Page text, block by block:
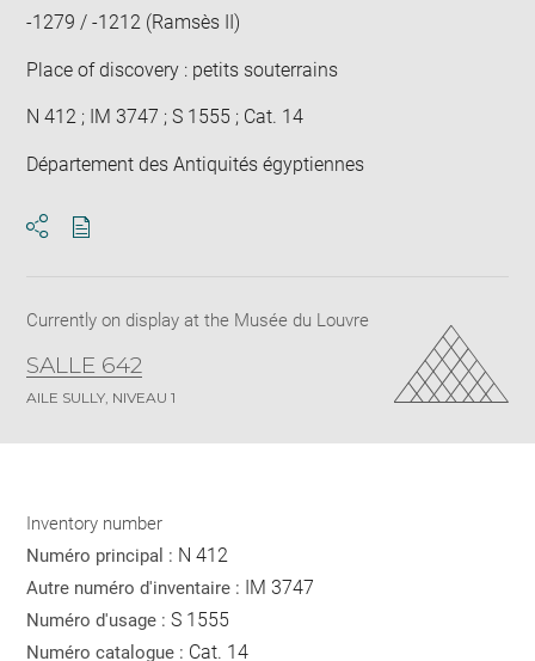
-1279 / -1212 (Ramsès II)
Place of discovery : petits souterrains
N 412 ; IM 3747 ; S 1555 ; Cat. 14
Département des Antiquités égyptiennes
Currently on display at the Musée du Louvre
SALLE 642
AILE SULLY, NIVEAU 1
Inventory number
Numéro principal : N 412
Autre numéro d'inventaire : IM 3747
Numéro d'usage :S 1555
Numéro catalogue : Cat. 14